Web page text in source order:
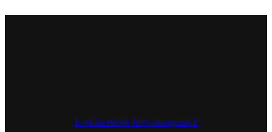
Icon-facebook Icon-instagram-1